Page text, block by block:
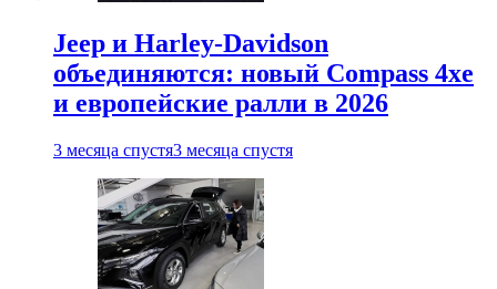
Jeep и Harley-Davidson
объединяются: новый Compass 4xe
и европейские ралли в 2026
3 месяца спустя3 месяца спустя